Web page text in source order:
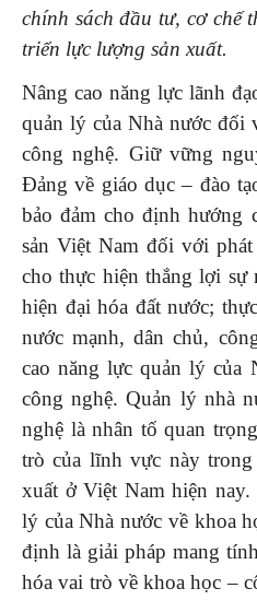
chính sách đầu tư, cơ chế
triển lực lượng sản xuất.
Nâng cao năng lực lãnh
quản lý của Nhà nước đối
công nghệ. Giữ vững
Đảng về giáo dục – đào
bảo đảm cho định hướng
sản Việt Nam đối với
cho thực hiện thắng lợi sự
hiện đại hóa đất nước;
nước mạnh, dân chủ,
cao năng lực quản lý của
công nghệ. Quản lý nhà
nghệ là nhân tố quan
trò của lĩnh vực này
xuất ở Việt Nam hiện nay.
lý của Nhà nước về khoa
định là giải pháp mang
hóa vai trò về khoa học –